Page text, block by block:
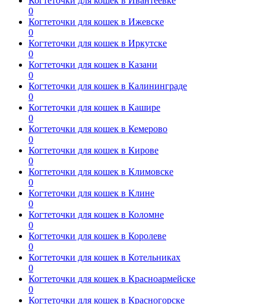
0
Когтеточки для кошек в Ижевске
0
Когтеточки для кошек в Иркутске
0
Когтеточки для кошек в Казани
0
Когтеточки для кошек в Калининграде
0
Когтеточки для кошек в Кашире
0
Когтеточки для кошек в Кемерово
0
Когтеточки для кошек в Кирове
0
Когтеточки для кошек в Климовске
0
Когтеточки для кошек в Клине
0
Когтеточки для кошек в Коломне
0
Когтеточки для кошек в Королеве
0
Когтеточки для кошек в Котельниках
0
Когтеточки для кошек в Красноармейске
0
Когтеточки для кошек в Красногорске